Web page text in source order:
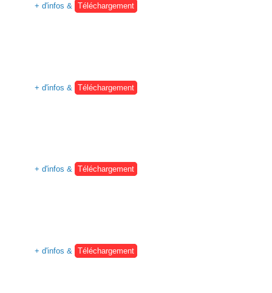
+ d'infos &
Téléchargement
+ d'infos &
Téléchargement
+ d'infos & Téléchargement
+ d'infos & Téléchargement